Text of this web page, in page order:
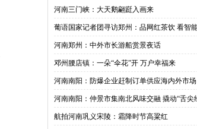
河南三门峡：大天鹅翩跹入画来
葡语国家记者团寻访郑州：品网红茶饮 看智
河南郑州：中外市长游船赏景夜话
邓州腰店镇：一朵“伞花”开 万户幸福来
河南南阳：防爆企业赶制订单供应海内外市场
河南南阳：仲景市集南北风味交融 撬动“舌尖
航拍河南巩义宋陵：霜降时节高粱红